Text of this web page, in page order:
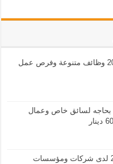
وظائف في السعودية 2024 وظائف متنوعة وفرص عمل
وظائف في الكويت 2024 بحاجه لسائق خاص وعمال
وظائف في الامارات 2024 لدى شركات ومؤسسات